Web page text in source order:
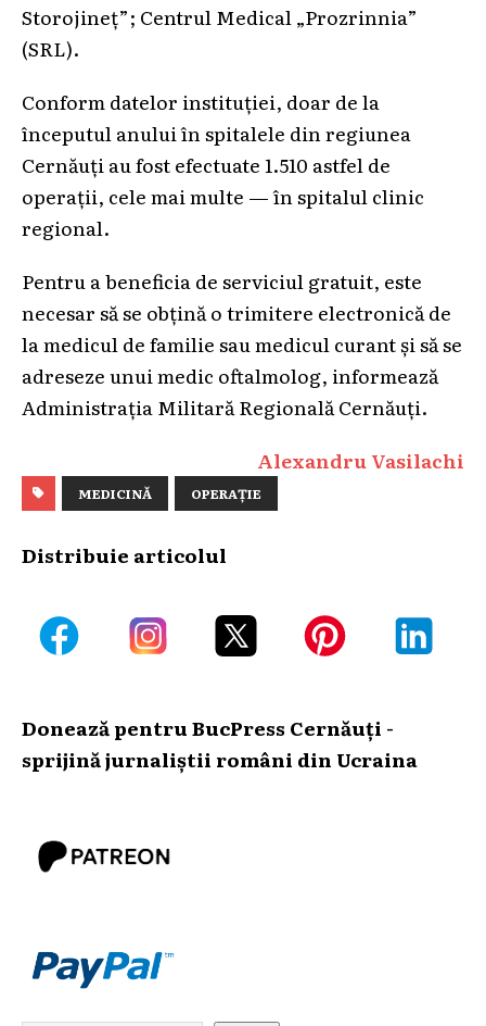
Storojineț”; Centrul Medical „Prozrinnia”
(SRL).
Conform datelor instituției, doar de la
începutul anului în spitalele din regiunea
Cernăuți au fost efectuate 1.510 astfel de
operații, cele mai multe — în spitalul clinic
regional.
Pentru a beneficia de serviciul gratuit, este
necesar să se obțină o trimitere electronică de
la medicul de familie sau medicul curant și să se
adreseze unui medic oftalmolog, informează
Administrația Militară Regională Cernăuți.
Alexandru Vasilachi
MEDICINĂ OPERAȚIE
Distribuie articolul
Donează pentru BucPress Cernăuți -
sprijină jurnaliștii români din Ucraina